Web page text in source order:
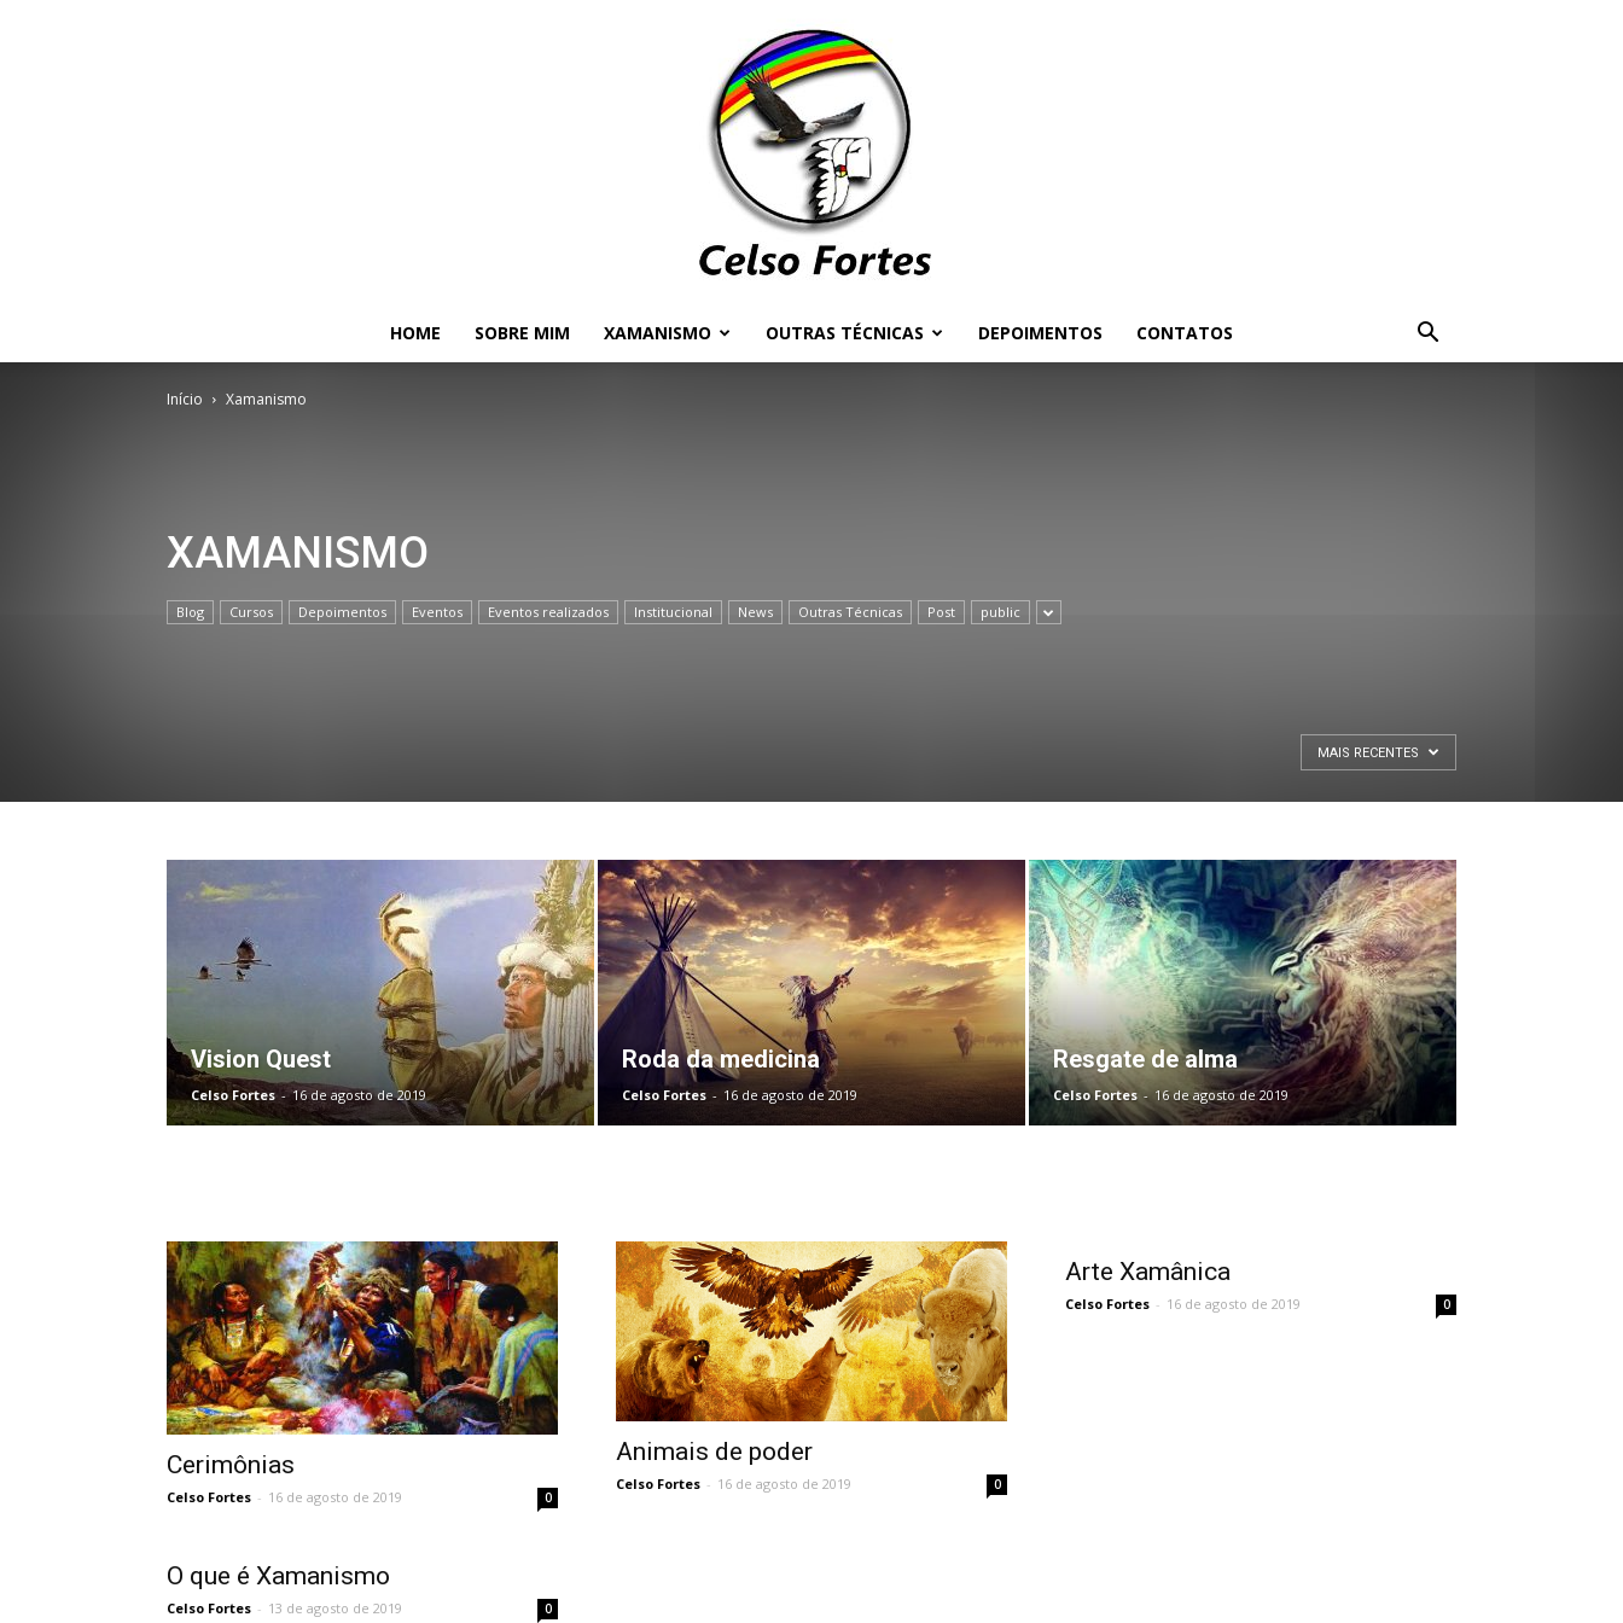
HOME SOBRE MIM XAMANISMO OUTRAS TÉCNICAS DEPOIMENTOS CONTATOS
Início Xamanismo
XAMANISMO
Blog Cursos Depoimentos Eventos Eventos realizados Institucional News Outras Técnicas Post public
MAIS RECENTES
Vision Quest
Celso Fortes - 16 de agosto de 2019
Roda da medicina
Celso Fortes - 16 de agosto de 2019
Resgate de alma
Celso Fortes - 16 de agosto de 2019
Cerimônias
Celso Fortes - 16 de agosto de 2019 0
Animais de poder
Celso Fortes - 16 de agosto de 2019 0
Arte Xamânica
Celso Fortes - 16 de agosto de 2019 0
O que é Xamanismo
Celso Fortes - 13 de agosto de 2019 0